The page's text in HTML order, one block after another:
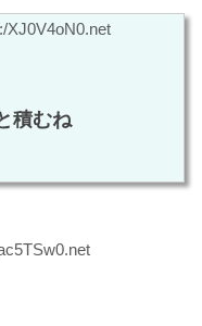
XJ0V4oN0.net
積むね